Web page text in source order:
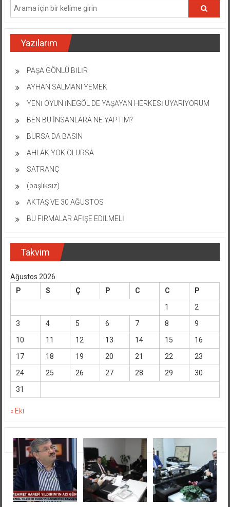
Yazılarım
PAŞA GÖNLÜ BİLİR
AYHAN SALMANI YEMEK
YENİ OYUN İNEGÖL DE YAŞAYAN HERKESİ UYARIYORUM
BEN BU İNSANLARA NE YAPTIM?
BURSA DA BASIN
AHLAK YOK OLURSA
SATRANÇ
(başlıksız)
AKTAŞ VE 30 AĞUSTOS
BU FİRMALAR AFİŞE EDİLMELİ
Takvim
Ağustos 2026
P
S Ç P C C
P
1
2
3
4 5 6 7 8
9
10
11 12 13 14 15
16
17
18 19 20 21 22
23
24
25 26 27 28 29
30
31
« Eki